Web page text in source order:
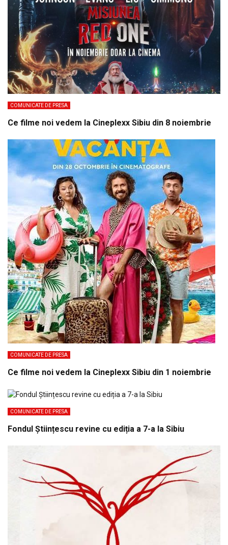
COMUNICATE DE PRESA
Ce filme noi vedem la Cineplexx Sibiu din 8 noiembrie
COMUNICATE DE PRESA
Ce filme noi vedem la Cineplexx Sibiu din 1 noiembrie
COMUNICATE DE PRESA
Fondul Științescu revine cu ediția a 7-a la Sibiu